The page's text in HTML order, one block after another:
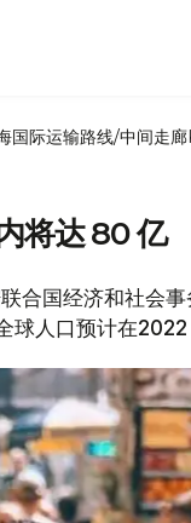
国际运输路线/中间走廊
将达 80 亿
合国经济和社会
球人口预计在2022